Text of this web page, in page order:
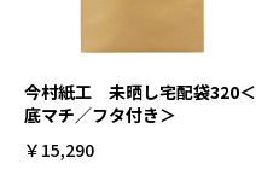
今村紙工 未晒し宅配袋320＜
底マチ／フタ付き＞
￥15,290